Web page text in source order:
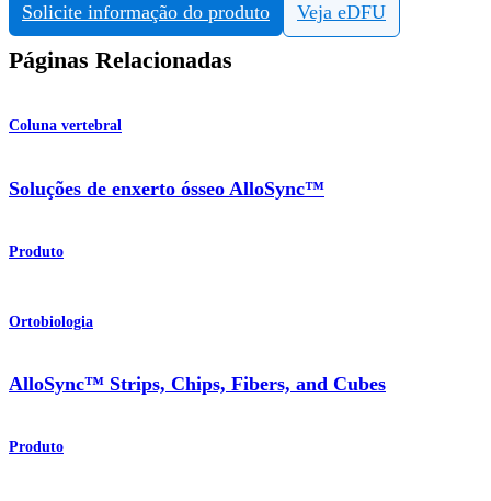
Solicite informação do produto Veja eDFU
Páginas Relacionadas
Coluna vertebral
Soluções de enxerto ósseo AlloSync™
Produto
Ortobiologia
AlloSync™ Strips, Chips, Fibers, and Cubes
Produto